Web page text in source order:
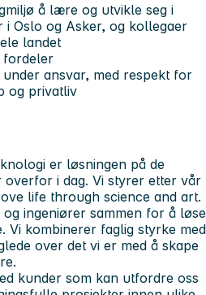
å lære og utvikle seg i
Oslo og Asker, og kollegaer
landet
fordeler
ansvar, med respekt for
og privatliv
er løsningen på de
i dag. Vi styrer etter vår
life through science and art.
ingeniører sammen for å løse
Vi kombinerer faglig styrke med
over det vi er med å skape
kunder som kan utfordre oss